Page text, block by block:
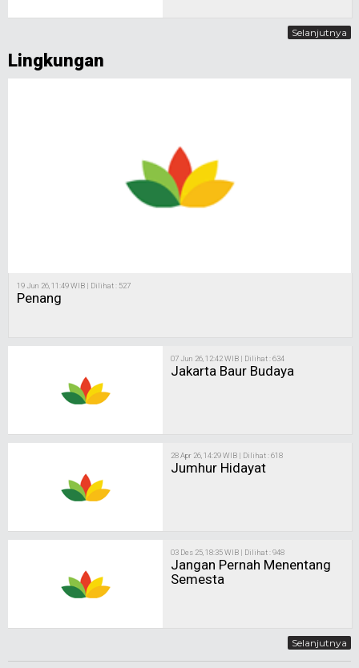
Selanjutnya
Lingkungan
19 Jun 26, 11:49 WIB | Dilihat : 527
Penang
07 Jun 26, 12:42 WIB | Dilihat : 634
Jakarta Baur Budaya
28 Apr 26, 14:29 WIB | Dilihat : 618
Jumhur Hidayat
03 Des 25, 18:35 WIB | Dilihat : 948
Jangan Pernah Menentang
Semesta
Selanjutnya